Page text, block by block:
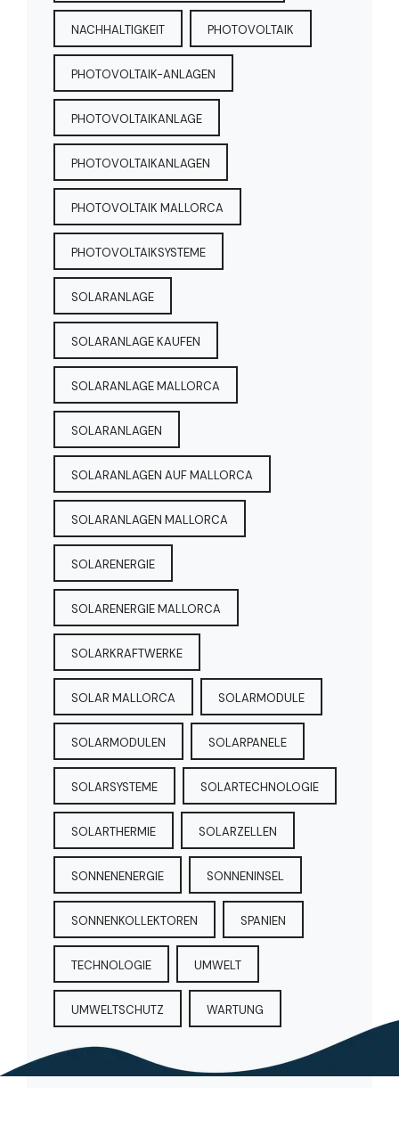
NACHHALTIGKEIT PHOTOVOLTAIK
PHOTOVOLTAIK-ANLAGEN
PHOTOVOLTAIKANLAGE
PHOTOVOLTAIKANLAGEN
PHOTOVOLTAIK MALLORCA
PHOTOVOLTAIKSYSTEME
SOLARANLAGE
SOLARANLAGE KAUFEN
SOLARANLAGE MALLORCA
SOLARANLAGEN
SOLARANLAGEN AUF MALLORCA
SOLARANLAGEN MALLORCA
SOLARENERGIE
SOLARENERGIE MALLORCA
SOLARKRAFTWERKE
SOLAR MALLORCA SOLARMODULE
SOLARMODULEN SOLARPANELE
SOLARSYSTEME SOLARTECHNOLOGIE
SOLARTHERMIE SOLARZELLEN
SONNENENERGIE SONNENINSEL
SONNENKOLLEKTOREN SPANIEN
TECHNOLOGIE UMWELT
UMWELTSCHUTZ WARTUNG